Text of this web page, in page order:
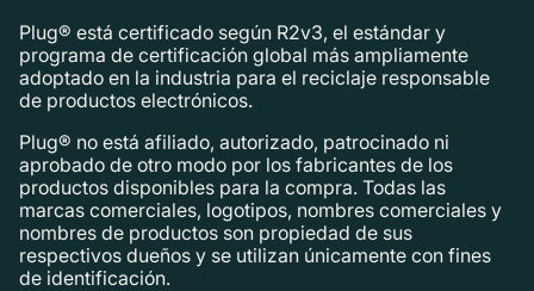
Plug® está certificado según R2v3, el estándar y
programa de certificación global más ampliamente
adoptado en la industria para el reciclaje responsable
de productos electrónicos.
Plug® no está afiliado, autorizado, patrocinado ni
aprobado de otro modo por los fabricantes de los
productos disponibles para la compra. Todas las
marcas comerciales, logotipos, nombres comerciales y
nombres de productos son propiedad de sus
respectivos dueños y se utilizan únicamente con fines
de identificación.